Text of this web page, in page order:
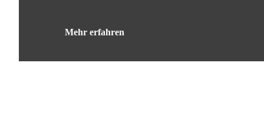
Mehr erfahren